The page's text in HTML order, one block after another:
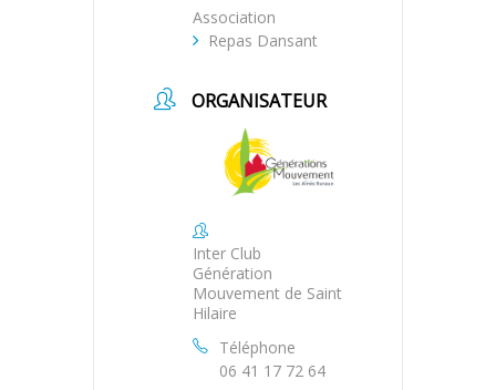
Association
Repas Dansant
ORGANISATEUR
Inter Club
Génération
Mouvement de Saint
Hilaire
Téléphone
06 41 17 72 64